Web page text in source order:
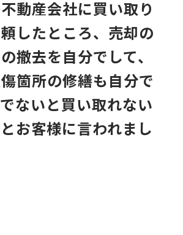
動産会社に買い取り
したところ、売却の
撤去を自分でして、
箇所の修繕も自分で
ないと買い取れない
お客様に言われまし